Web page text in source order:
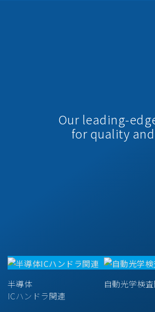
Our leading-
for quality
半導体
ICハンドラ関連
自動光学検